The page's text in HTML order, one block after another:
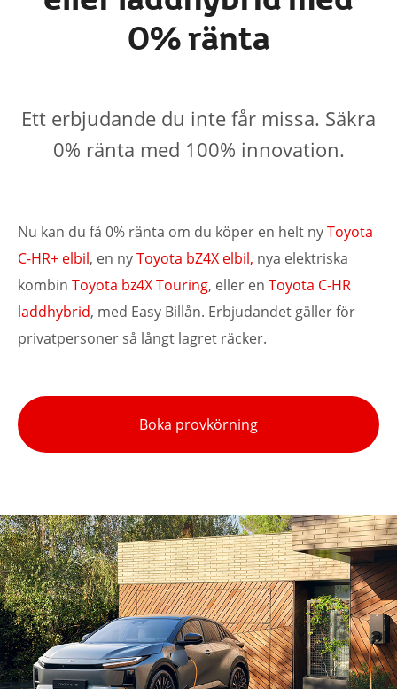
0% ränta
Ett erbjudande du inte får missa. Säkra
0% ränta med 100% innovation.
Nu kan du få 0% ränta om du köper en helt nyToyota
C-HR+ elbil, en nyToyota bZ4X elbil, nya elektriska
kombin Toyota bz4X Touring, eller en Toyota C-HR
laddhybrid, med Easy Billån. Erbjudandet gäller för
privatpersoner så långt lagret räcker.
Boka provkörning